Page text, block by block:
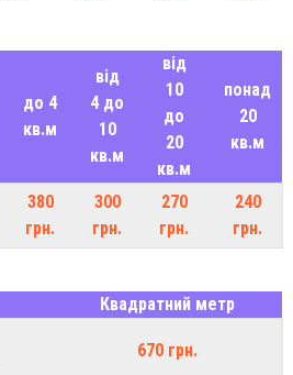
до 4
кв.м
від
4 до
10
кв.м
від
10
до
20
кв.м
понад
20
кв.м
380
грн.
300
грн.
270
грн.
240
грн.
Квадратний метр
670 грн.